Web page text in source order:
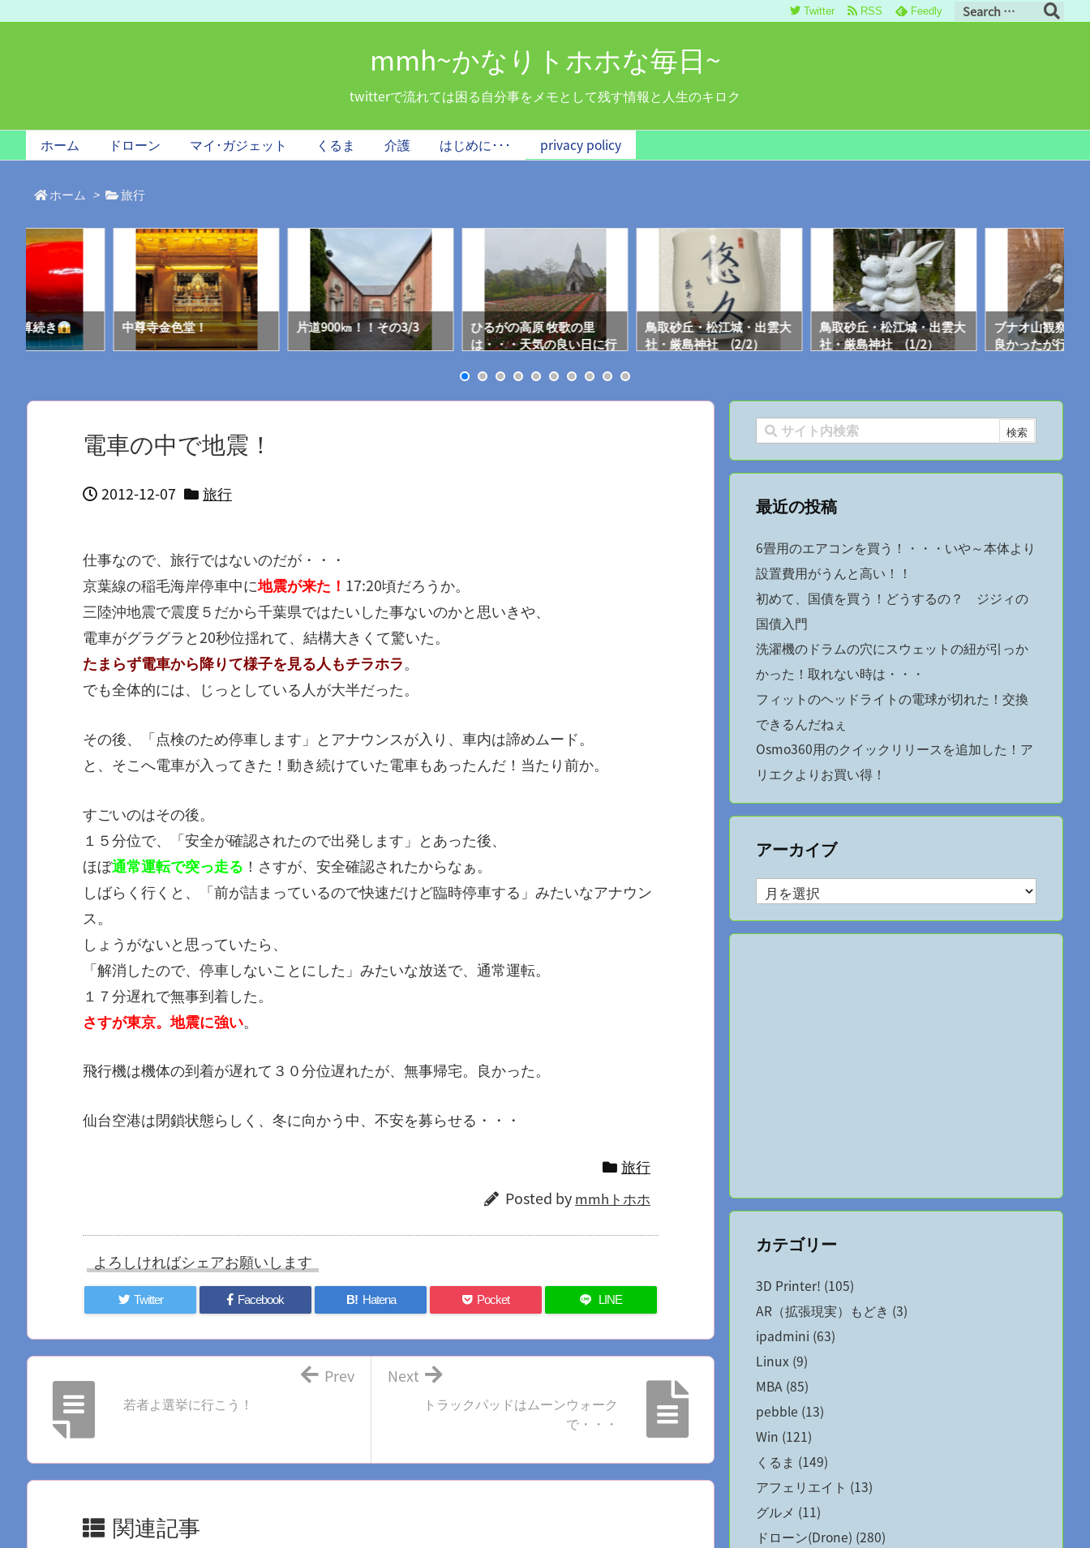
mmh~かなりトホホな毎日~
twitterで流れては困る自分事をメモとして残す情報と人生のキロク
ホーム ドローン マイ･ガジェット くるま 介護 はじめに･･･ privacy policy
Twitter RSS Feedly
ホーム > 旅行
誤算続き 中尊寺金色堂！ 片道900㎞！！その3/3
ひるがの高原 牧歌の里
は・・・天気の良い日に行
鳥取砂丘・松江城・出雲大
社・厳島神社 (2/2）
鳥取砂丘・松江城・出雲大
社・厳島神社 (1/2）
ブナオ山観察舎
良かったが行く
電車の中で地震！
2012-12-07 旅行
仕事なので、旅行ではないのだが・・・
京葉線の稲毛海岸停車中に地震が来た！ 17:20頃だろうか。
三陸沖地震で震度５だから千葉県ではたいした事ないのかと思いきや、
電車がグラグラと20秒位揺れて、結構大きくて驚いた。
たまらず電車から降りて様子を見る人もチラホラ。
でも全体的には、じっとしている人が大半だった。
その後、「点検のため停車します」とアナウンスが入り、車内は諦めムード。
と、そこへ電車が入ってきた！動き続けていた電車もあったんだ！当たり前か。
すごいのはその後。
１５分位で、「安全が確認されたので出発します」とあった後、
ほぼ通常運転で突っ走る ！さすが、安全確認されたからなぁ。
しばらく行くと、「前が詰まっているので快速だけど臨時停車する」みたいなアナウン
ス。
しょうがないと思っていたら、
「解消したので、停車しないことにした」みたいな放送で、通常運転。
１７分遅れで無事到着した。
さすが東京。地震に強い。
飛行機は機体の到着が遅れて３０分位遅れたが、無事帰宅。良かった。
仙台空港は閉鎖状態らしく、冬に向かう中、不安を募らせる・・・
旅行
Posted by mmhトホホ
よろしければシェアお願いします
Twitter Facebook B! Hatena Pocket LINE
トラックパッドはムーンウォーク
で・・・
Next
若者よ選挙に行こう！
Prev
関連記事
最近の投稿
6畳用のエアコンを買う！・・・いや～本体より
設置費用がうんと高い！！
初めて、国債を買う！どうするの？ ジジィの
国債入門
洗濯機のドラムの穴にスウェットの紐が引っか
かった！取れない時は・・・
フィットのヘッドライトの電球が切れた！交換
できるんだねぇ
Osmo360用のクイックリリースを追加した！ア
リエクよりお買い得！
アーカイブ
ア
ー
カ
カテゴリー
3D Printer! (105)
AR（拡張現実）もどき (3)
ipadmini (63)
Linux (9)
MBA (85)
pebble (13)
Win (121)
くるま (149)
アフェリエイト (13)
グルメ (11)
ドローン(Drone) (280)